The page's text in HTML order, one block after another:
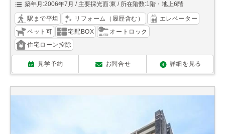
築年月:2006年7月
主要採光面:東 所在階数:1階・地上6階
駅まで平坦 リフォーム（履歴含む）
エレベーター
ペット可
宅配BOX
オートロック
住宅ローン控除
見学予約 お問合せ 詳細を見る